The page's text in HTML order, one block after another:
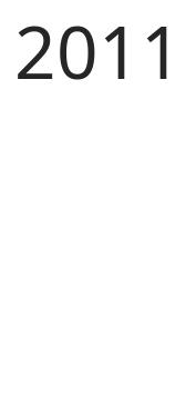
2011